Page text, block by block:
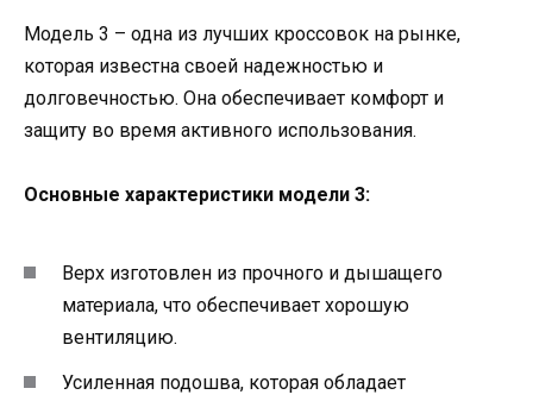
Модель 3 – одна из лучших кроссовок на рынке,
которая известна своей надежностью и
долговечностью. Она обеспечивает комфорт и
защиту во время активного использования.
Основные характеристики модели 3:
Верх изготовлен из прочного и дышащего
материала, что обеспечивает хорошую
вентиляцию.
Усиленная подошва, которая обладает